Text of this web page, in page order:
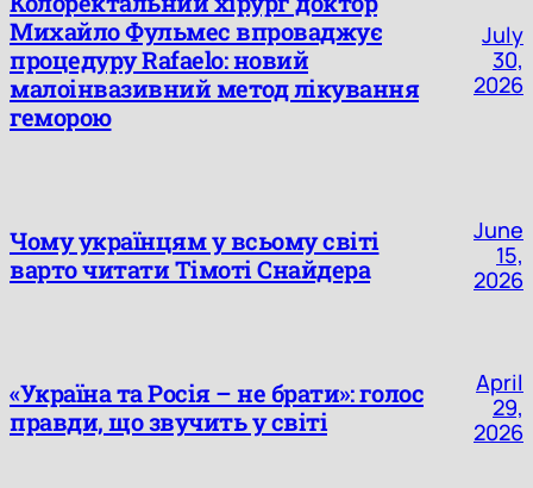
Михайло Фульмес впроваджує
процедуру Rafaelo: новий
малоінвазивний метод лікування
геморою
July
30,
2026
Чому українцям у всьому світі
варто читати Тімоті Снайдера
June
15,
2026
«Україна та Росія – не брати»: голос
правди, що звучить у світі
April
29,
2026